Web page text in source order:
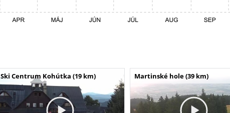
Ski Centrum Kohútka (19 km) Martinské hole (39 km)